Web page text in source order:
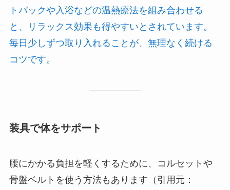
トパックや入浴などの温熱療法を組み合わせる
と、リラックス効果も得やすいとされています。
毎日少しずつ取り入れることが、無理なく続ける
コツです。
装具で体をサポート
腰にかかる負担を軽くするために、コルセットや
骨盤ベルトを使う方法もあります（引用元：